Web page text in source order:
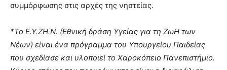
συμμόρφωσης στις αρχές της νηστείας.
*To E.Y.ZH.N. (Εθνική δράση Υγείας για τη ΖωΗ των
Νέων) είναι ένα πρόγραμμα του Υπουργείου Παιδείας
που σχεδίασε και υλοποιεί το Χαροκόπειο Πανεπιστήμιο.